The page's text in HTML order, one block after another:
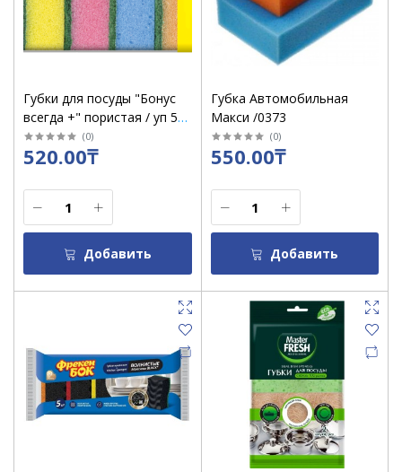
Губки для посуды "Бонус
всегда +" пористая / уп 5
шт /7923 (0)
520.00₸
Добавить
Губка Автомобильная
Макси /0373
(0)
550.00₸
Добавить